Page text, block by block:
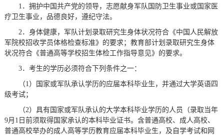
1．拥护中国共产党的领导，志愿献身军队国防卫生事业或国家医
疗卫生事业，品德良好，遵纪守法。
2．身体健康，军队计划录取研究生身体状况符合《中国人民解放
军院校招收学员体格检查标准》的要求；教育部计划录取研究生身体
状况符合《普通高等学校招生体检工作指导意见》的要求。
3．考生的学历必须符合下列条件之一：
（1）国家或军队承认学历的应届本科毕业生，并通过大学英语四
级考试；
（2）具有国家或军队承认的大学本科毕业学历的人员（录取当年
9月1日前须取得国家承认的本科毕业证书。含普通高校、成人高校、
普通高校举办的成人高等学历教育应届本科毕业生，及自学考试和网